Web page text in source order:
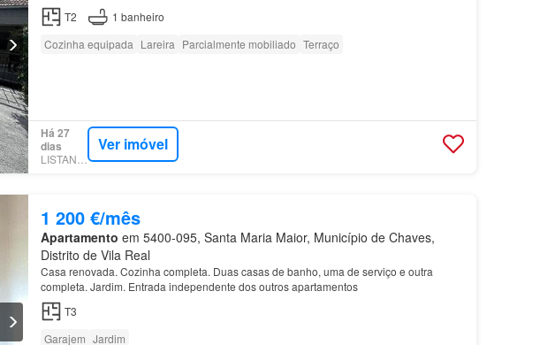
T2
1 banheiro
Cozinha equipada Lareira Parcialmente mobiliado Terraço
Há 27
dias
Ver imóvel
1 200 €/mês
Apartamento em 5400-095, Santa Maria Maior, Município de Chaves,
Distrito de Vila Real
Casa renovada. Cozinha completa. Duas casas de banho, uma de serviço e outra
completa. Jardim. Entrada independente dos outros apartamentos
T3
Garajem Jardim